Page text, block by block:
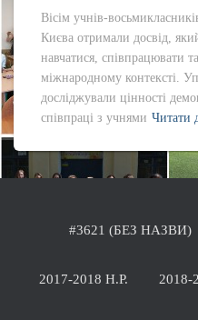
Вісім учнів-
Києва отримали досвід,
навчатися, співпрацювати
міжнародному контексті.
досліджували цінності
співпраці з учнями Читати
#3621 (БЕЗ НАЗВИ)
2017-2018 Н.Р. 2018-